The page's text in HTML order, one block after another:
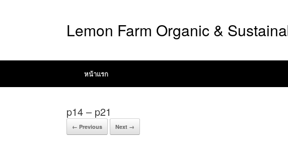
Lemon Farm Organic &
หน้าแรก
p14 – p21
← Previous Next →